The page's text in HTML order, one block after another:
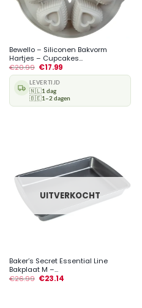
Bewello – Siliconen Bakvorm
Hartjes – Cupcakes...
€20.99 €17.99
LEVERTIJD
🇳🇱1 dag
🇧🇪1–2 dagen
UITVERKOCHT
Baker’s Secret Essential Line
Bakplaat M –...
€26.99 €23.14